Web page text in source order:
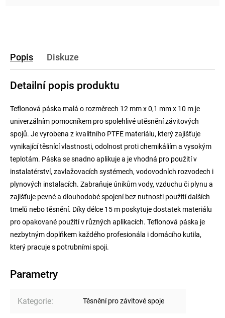
Popis Diskuze
Detailní popis produktu
Teflonová páska malá o rozměrech 12 mm x 0,1 mm x 10 m je
univerzálním pomocníkem pro spolehlivé utěsnění závitových
spojů. Je vyrobena z kvalitního PTFE materiálu, který zajišťuje
vynikající těsnící vlastnosti, odolnost proti chemikáliím a vysokým
teplotám. Páska se snadno aplikuje a je vhodná pro použití v
instalatérství, zavlažovacích systémech, vodovodních rozvodech i
plynových instalacích. Zabraňuje únikům vody, vzduchu či plynu a
zajišťuje pevné a dlouhodobé spojení bez nutnosti použití dalších
tmelů nebo těsnění. Díky délce 15 m poskytuje dostatek materiálu
pro opakované použití v různých aplikacích. Teflonová páska je
nezbytným doplňkem každého profesionála i domácího kutila,
který pracuje s potrubními spoji.
Parametry
Kategorie: Těsnění pro závitové spoje